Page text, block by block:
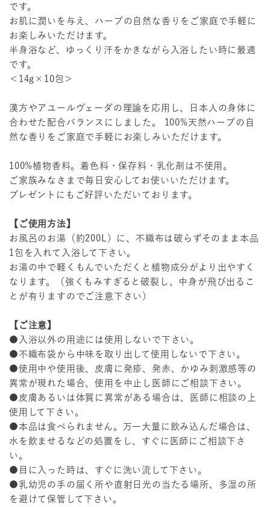
です。
お肌に潤いを与え、ハーブの自然な香りをご家庭で手軽に
お楽しみいただけます。
半身浴など、ゆっくり汗をかきながら入浴したい時に最適
です。
＜14g×10包＞
漢方やアユールヴェーダの理論を応用し、日本人の身体に
合わせた配合バランスにしました。 100%天然ハーブの自
然な香りをご家庭で手軽にお楽しみいただけます。
100%植物香料。着色料・保存料・乳化剤は不使用。
ご家族みなさまで毎日安心してお使いいただけます。
プレゼントにもご好評いただいております。
【ご使用方法】
お風呂のお湯（約200L）に、不織布は破らずそのまま本品
1包を入れて入浴して下さい。
お湯の中で軽くもんでいただくと植物成分がより出やすく
なります。（強くもみすぎると破裂し、中身が飛び出るこ
とが有りますのでご注意下さい）
【ご注意】
●入浴以外の用途には使用しないで下さい。
●不織布袋から中味を取り出して使用しないで下さい。
●使用中や使用後、皮膚に発疹、発赤、かゆみ刺激感等の
異常が現れた場合、使用を中止し医師にご相談下さい。
●皮膚あるいは体質に異常がある場合は、医師に相談の上
使用して下さい。
●本品は食べられません。万一大量に飲み込んだ場合は、
水を飲ませるなどの処置をし、すぐに医師にご相談下さ
い。
●目に入った時は、すぐに洗い流して下さい。
●乳幼児の手の届く所や直射日光の当たる場所、多湿の所
を避けて保管して下さい。